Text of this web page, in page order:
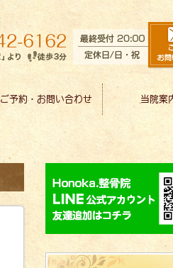
ご予約・お問い合わせ 当院案